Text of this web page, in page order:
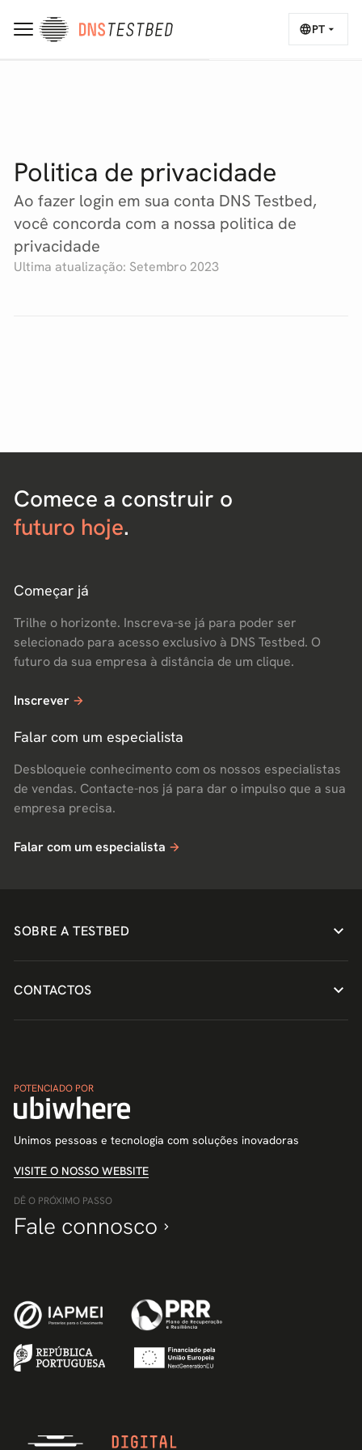
PT
Politica de privacidade
Ao fazer login em sua conta DNS Testbed,
você concorda com a nossa politica de
privacidade
Ultima atualização: Setembro 2023
Comece a construir o
futuro hoje.
Começar já
Trilhe o horizonte. Inscreva-se já para poder ser
selecionado para acesso exclusivo à DNS Testbed. O
futuro da sua empresa à distância de um clique.
Inscrever
Falar com um especialista
Desbloqueie conhecimento com os nossos especialistas
de vendas. Contacte-nos já para dar o impulso que a sua
empresa precisa.
Falar com um especialista
SOBRE A TESTBED
CONTACTOS
POTENCIADO POR
Unimos pessoas e tecnologia com soluções inovadoras
VISITE O NOSSO WEBSITE
DÊ O PRÓXIMO PASSO
Fale connosco